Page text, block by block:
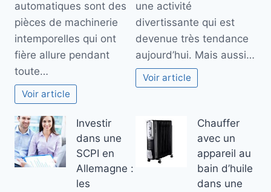
automatiques sont des
pièces de machinerie
intemporelles qui ont
fière allure pendant
toute…
Voir article
une activité
divertissante qui est
devenue très tendance
aujourd’hui. Mais aussi…
Voir article
Investir
dans une
SCPI en
Allemagne :
les
Chauffer
avec un
appareil au
bain d’huile
dans une